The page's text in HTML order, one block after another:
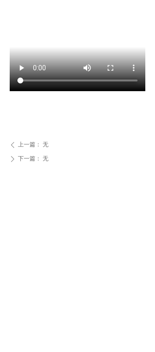
ꄴ 上一篇： 无
ꄲ 下一篇： 无